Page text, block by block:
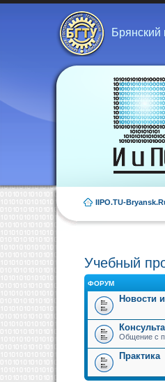
Брянский
IIPO.TU-
Учебный
ФОРУМ
Новости
Общение с
Практика